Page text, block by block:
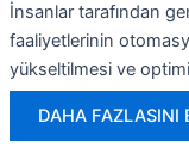
İnsanlar tarafından
faaliyetlerinin
yükseltilmesi ve
DAHA FAZLASINI